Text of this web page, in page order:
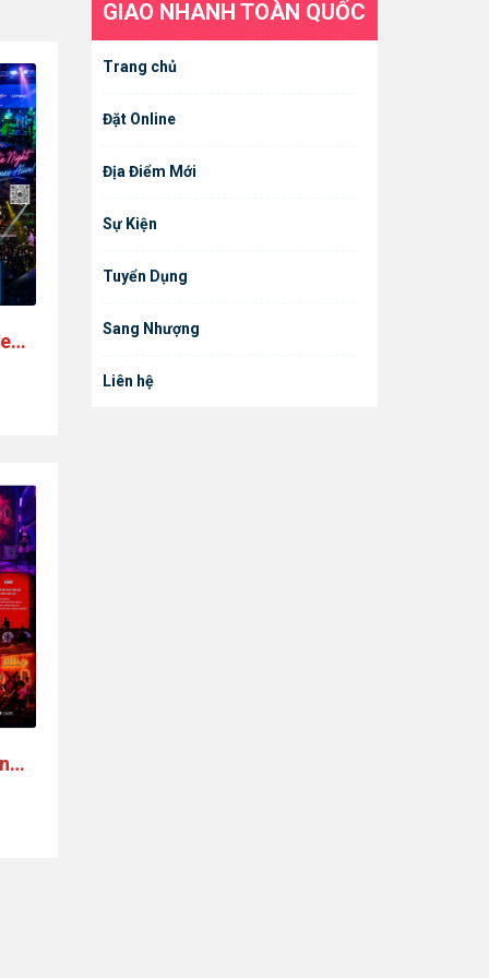
-
GIAO NHANH TOÀN QUỐC
Trang chủ
Đặt Online
Địa Điểm Mới
Sự Kiện
Tuyển Dụng
Sang Nhượng
Liên hệ